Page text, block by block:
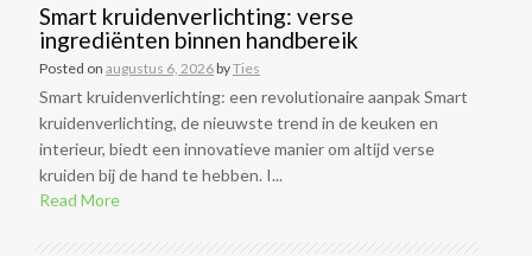
Smart kruidenverlichting: verse
ingrediënten binnen handbereik
Posted on augustus 6, 2026byTies
Smart kruidenverlichting: een revolutionaire aanpak Smart
kruidenverlichting, de nieuwste trend in de keuken en
interieur, biedt een innovatieve manier om altijd verse
kruiden bij de hand te hebben. I...
Read More